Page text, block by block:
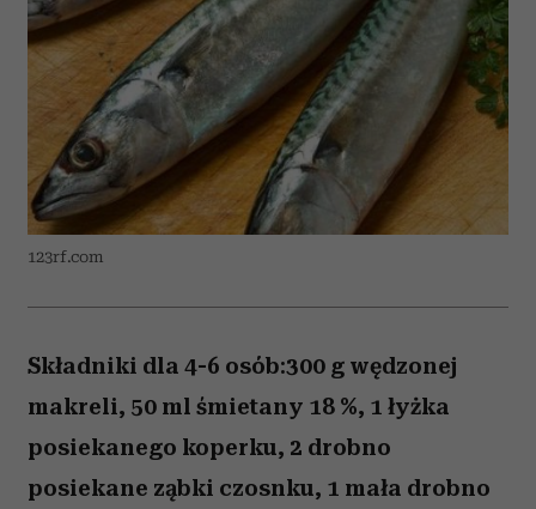
123rf.com
Składniki dla 4-6 osób:300 g wędzonej
makreli, 50 ml śmietany 18 %, 1 łyżka
posiekanego koperku, 2 drobno
posiekane ząbki czosnku, 1 mała drobno